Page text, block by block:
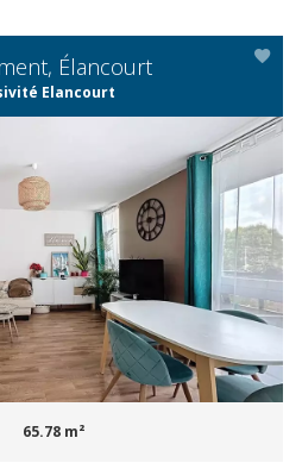
Élancourt
Elancourt
65.78 m²